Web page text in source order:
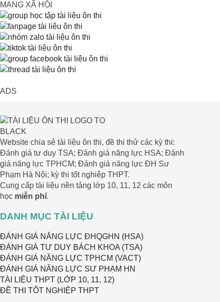
MẠNG XÃ HỘI
ADS
Website chia sẻ tài liệu ôn thi, đề thi thử các kỳ thi:
Đánh giá tư duy TSA; Đánh giá năng lực HSA; Đánh
giá năng lực TPHCM; Đánh giá năng lực ĐH Sư
Phạm Hà Nội; kỳ thi tốt nghiệp THPT.
Cung cấp tài liệu nền tảng lớp 10, 11, 12 các môn
học miễn phí.
DANH MỤC TÀI LIỆU
ĐÁNH GIÁ NĂNG LỰC ĐHQGHN (HSA)
ĐÁNH GIÁ TƯ DUY BÁCH KHOA (TSA)
ĐÁNH GIÁ NĂNG LỰC TPHCM (VACT)
ĐÁNH GIÁ NĂNG LỰC SƯ PHẠM HN
TÀI LIỆU THPT (LỚP 10, 11, 12)
ĐỀ THI TỐT NGHIỆP THPT